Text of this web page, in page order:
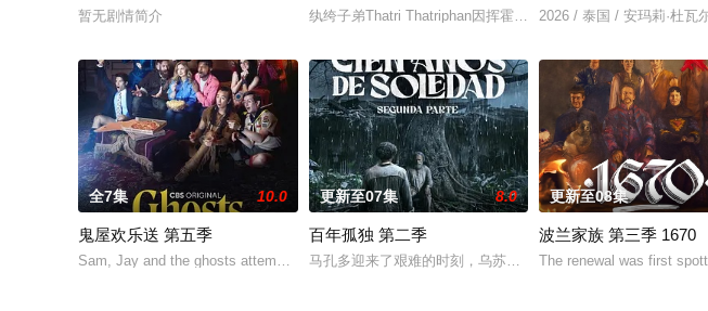
暂无剧情简介 纨绔子弟Thatri Thatriphan因挥霍无敌倾家荡产，豪宅、情人、
2026 / 泰国 / 安玛莉·杜瓦
全7集 10.0
鬼屋欢乐送 第五季
Sam, Jay and the ghosts attempt to extricate Jay from his deal with Elias Woods
更新至07集 8.0
百年孤独 第二季
马孔多迎来了艰难的时刻，乌苏拉·伊瓜兰的诅咒成真，和平
更新至08集
波兰家族 第三季 1670
The renewal was first